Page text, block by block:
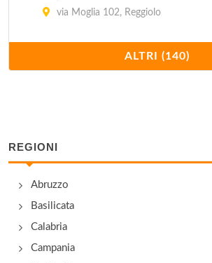
via Moglia 102, Reggiolo
via Munari 7, Scandiano
Al Qui Così
via Costituzione 75, Correggio
Albatros
via Nevicati 10, Poviglio
ALTRI (140)
REGIONI
Abruzzo
Basilicata
Calabria
Campania